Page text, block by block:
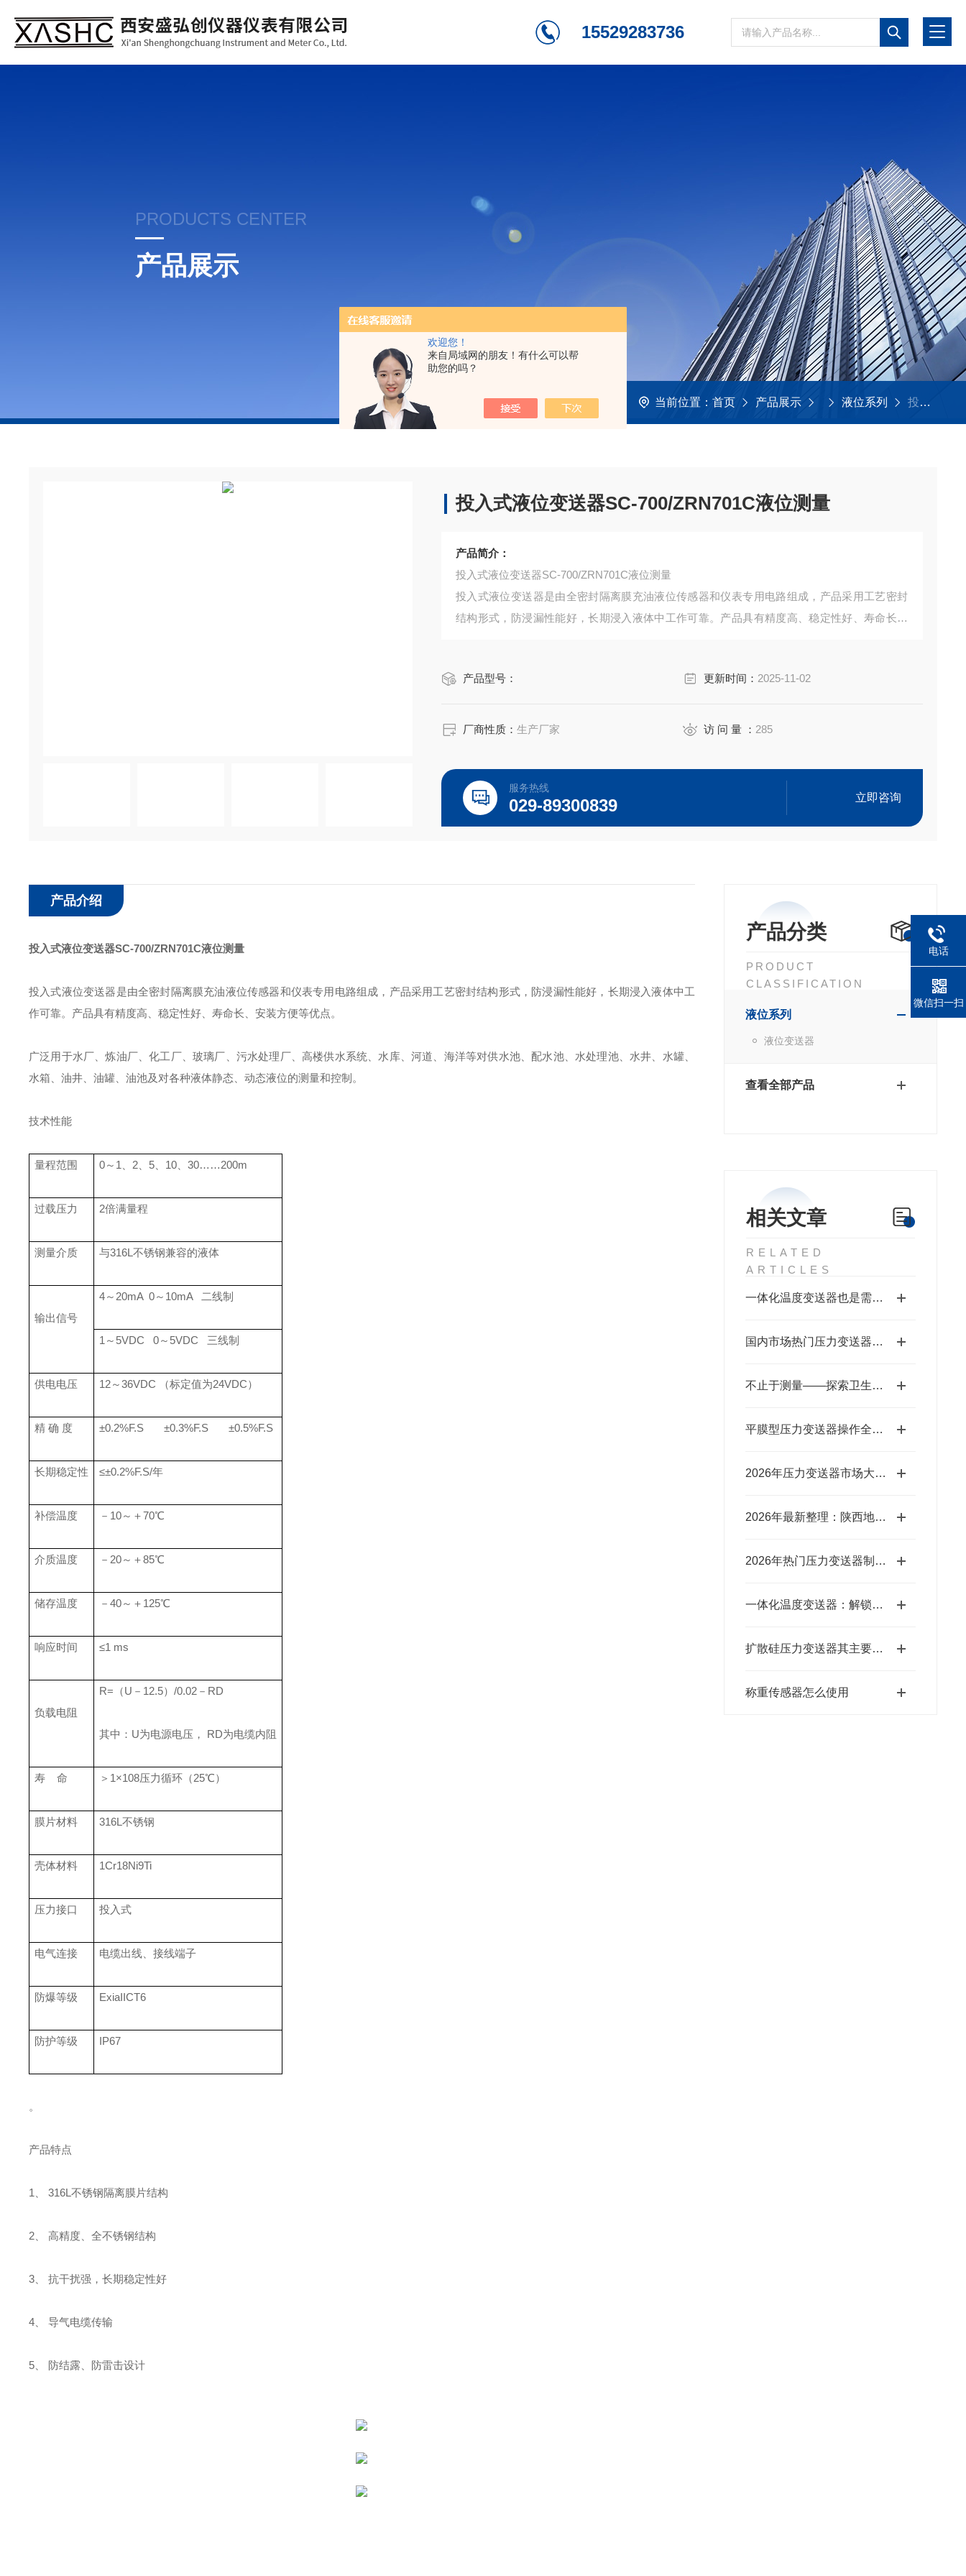
欢迎您！
来自局域网的朋友！有什么可以帮
助您的吗？
15529283736
PRODUCTS CENTER
产品展示
当前位置： 首页 产品展示 液位系列 投入式液位变送器SC-700/ZRN701C液位测量
投入式液位变送器SC-700/ZRN701C液位测量
产品简介：
投入式液位变送器SC-700/ZRN701C液位测量
投入式液位变送器是由全密封隔离膜充油液位传感器和仪表专用电路组成，产品采用工艺密封
结构形式，防浸漏性能好，长期浸入液体中工作可靠。产品具有精度高、稳定性好、寿命长、
产品型号： 更新时间： 2025-11-02
厂商性质：生产厂家 访 问 量 ： 285
服务热线
029-89300839 立即咨询
产品分类
PRODUCT
CLASSIFICATION
液位系列
液位变送器
查看全部产品
相关文章
RELATED
ARTICLES
一体化温度变送器也是需要定期维护的
国内市场热门压力变送器生产商盘点 附实用选型参考指南
不止于测量——探索卫生级压力变送器的多重角色
平膜型压力变送器操作全攻略：一步到位，轻松搞定实操细节
2026年压力变送器市场大揭秘！看看市面上这些企业口碑究竟咋样？
2026年最新整理：陕西地区实力出众口碑过硬的压力变送器品牌
2026年热门压力变送器制造商盘点 帮你轻松筛选靠谱合作厂商
一体化温度变送器：解锁多场景应用，究竟藏着多少“隐形力量”？
扩散硅压力变送器其主要特点的综合分析
称重传感器怎么使用
产品介绍
投入式液位变送器SC-700/ZRN701C液位测量
投入式液位变送器是由全密封隔离膜充油液位传感器和仪表专用电路组成，产品采用工艺密封结构形式，防浸漏性能好，长期浸入液体中工
作可靠。产品具有精度高、稳定性好、寿命长、安装方便等优点。
广泛用于水厂、炼油厂、化工厂、玻璃厂、污水处理厂、高楼供水系统、水库、河道、海洋等对供水池、配水池、水处理池、水井、水罐、
水箱、油井、油罐、油池及对各种液体静态、动态液位的测量和控制。
技术性能
量程范围 0～1、2、5、10、30……200m
过载压力 2倍满量程
测量介质 与316L不锈钢兼容的液体
输出信号
4～20mA 0～10mA 二线制
1～5VDC 0～5VDC 三线制
供电电压 12～36VDC （标定值为24VDC）
精 确 度 ±0.2%F.S ±0.3%F.S ±0.5%F.S
长期稳定性 ≤±0.2%F.S/年
补偿温度 －10～＋70℃
介质温度 －20～＋85℃
储存温度 －40～＋125℃
响应时间 ≤1 ms
负载电阻
R=（U－12.5）/0.02－RD
其中：U为电源电压， RD为电缆内阻
寿 命 ＞1×108压力循环（25℃）
膜片材料 316L不锈钢
壳体材料 1Cr18Ni9Ti
压力接口 投入式
电气连接 电缆出线、接线端子
防爆等级 ExiaIICT6
防护等级 IP67
。
产品特点
1、 316L不锈钢隔离膜片结构
2、 高精度、全不锈钢结构
3、 抗干扰强，长期稳定性好
4、 导气电缆传输
5、 防结露、防雷击设计
电话
微信扫一扫